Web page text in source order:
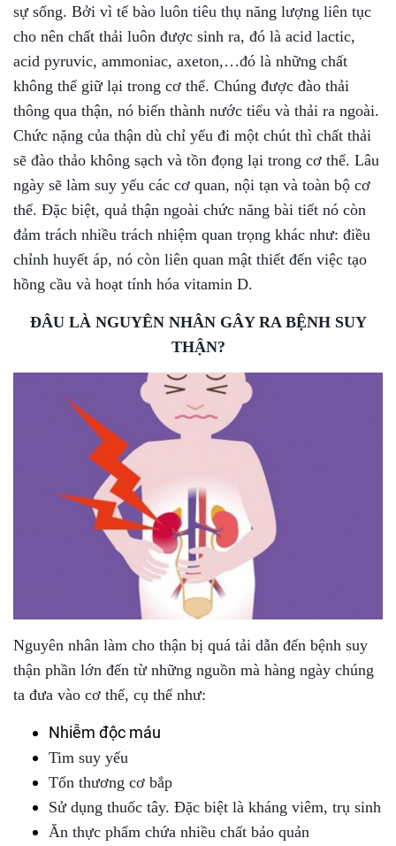
sự sống. Bởi vì tế bào luôn tiêu thụ năng lượng liên tục
cho nên chất thải luôn được sinh ra, đó là acid lactic,
acid pyruvic, ammoniac, axeton,…đó là những chất
không thể giữ lại trong cơ thể. Chúng được đào thải
thông qua thận, nó biến thành nước tiểu và thải ra ngoài.
Chức nặng của thận dù chỉ yếu đi một chút thì chất thải
sẽ đào thảo không sạch và tồn đọng lại trong cơ thể. Lâu
ngày sẽ làm suy yếu các cơ quan, nội tạn và toàn bộ cơ
thể. Đặc biệt, quả thận ngoài chức năng bài tiết nó còn
đảm trách nhiều trách nhiệm quan trọng khác như: điều
chỉnh huyết áp, nó còn liên quan mật thiết đến việc tạo
hồng cầu và hoạt tính hóa vitamin D.
ĐÂU LÀ NGUYÊN NHÂN GÂY RA BỆNH SUY
THẬN?
Nguyên nhân làm cho thận bị quá tải dẫn đến bệnh suy
thận phần lớn đến từ những nguồn mà hàng ngày chúng
ta đưa vào cơ thể, cụ thể như:
Nhiễm độc máu
Tim suy yếu
Tổn thương cơ bắp
Sử dụng thuốc tây. Đặc biệt là kháng viêm, trụ sinh
Ăn thực phẩm chứa nhiều chất bảo quản